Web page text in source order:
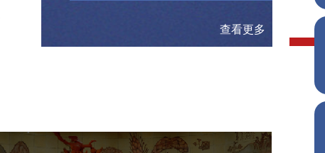
查看更多